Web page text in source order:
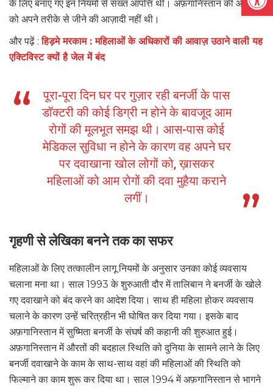
के लिए बनाए गए इन नियमों से सख्त आपत्ति थी। अफ़गानिस्तान की औरतों
को अपने तरीके से जीने की आज़ादी नहीं थी।
और पढ़ें :हिड़मे मरकाम : महिलाओं के अधिकारों की आवाज़ उठाने वाली यह
एक्टिविस्ट क्यों है जेल में बंद
पूरा-पूरा दिन घर पर गुज़ार रही बनर्जी के पास
डॉक्टरी की कोई डिग्री न होने के बावजूद आम
रोगों की मूलभूत समझ थी। आस-पास कोई
मेडिकल सुविधा न होने के कारण वह अपने घर
पर दवाखाना खोल लोगों को, ख़ासकर
महिलाओं को आम रोगों की दवा मुहैया कराने
लगीं।
गृहणी से लेखिका बनने तक का सफर
महिलाओं के लिए तत्कालीन लागू नियमों के अनुसार उनका कोई व्यवसाय
चलाना मना था। साल 1993 के शुरुआती दौर में तालिबान ने बनर्जी के खोले
गए दवाखाने को बंद करने का आदेश दिया। साथ ही महिला होकर व्यवसाय
चलाने के कारण उन्हें चरित्रहीन भी घोषित कर दिया गया। इसके बाद
अफ़गानिस्तान में सुष्मिता बनर्जी के संघर्ष की कहानी की शुरुआत हुई।
अफ़गानिस्तान में औरतों की बदहाल स्थिति को दुनिया के सामने लाने के लिए
बनर्जी दवाखाने के काम के साथ-साथ वहां की महिलाओं की स्थिति को
फिल्माने का काम शुरू कर दिया था। साल 1994 में अफ़गानिस्तान से भागने